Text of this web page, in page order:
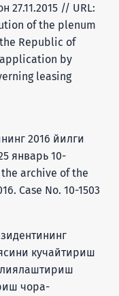
27.11.2015 // URL:
of the plenum
Republic of
application by
leasing
2016 йилги
январь 10-
archive of the
Case No. 10-1503
кучайтириш
чора-